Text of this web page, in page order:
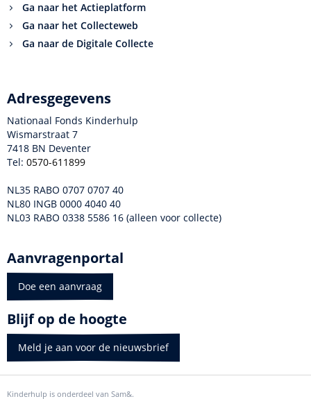
Ga naar het Actieplatform
Ga naar het Collecteweb
Ga naar de Digitale Collecte
Adresgegevens
Nationaal Fonds Kinderhulp
Wismarstraat 7
7418 BN Deventer
Tel: 0570-611899
NL35 RABO 0707 0707 40
NL80 INGB 0000 4040 40
NL03 RABO 0338 5586 16 (alleen voor collecte)
Aanvragenportal
Doe een aanvraag
Blijf op de hoogte
Meld je aan voor de nieuwsbrief
Kinderhulp is onderdeel van Sam&.